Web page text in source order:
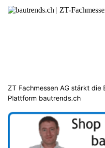
ZT Fachmessen AG stärkt die
Plattform bautrends.ch